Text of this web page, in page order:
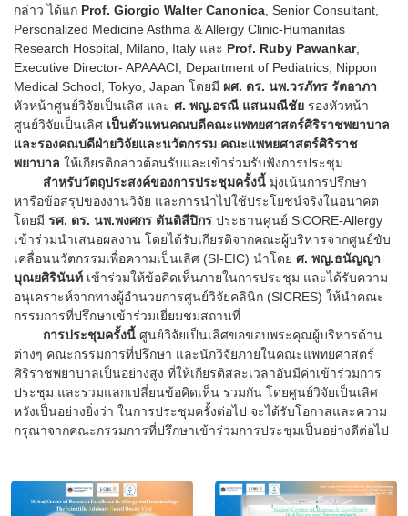
กล่าว ได้แก่ Prof. Giorgio Walter Canonica , Senior Consultant,
Personalized Medicine Asthma & Allergy Clinic-Humanitas
Research Hospital, Milano, Italy และ Prof. Ruby Pawankar,
Executive Director- APAAACI, Department of Pediatrics, Nippon
Medical School, Tokyo, Japan โดยมี ผศ. ดร. นพ.วรภัทร รัตอาภา
หัวหน้าศูนย์วิจัยเป็นเลิศ และ ศ. พญ.อรณี แสนมณีชัย รองหัวหน้า
ศูนย์วิจัยเป็นเลิศ เป็นตัวแทนคณบดีคณะแพทยศาสตร์ศิริราชพยาบาล
และรองคณบดีฝ่ายวิจัยและนวัตกรรม คณะแพทยศาสตร์ศิริราช
พยาบาล ให้เกียรติกล่าวต้อนรับและเข้าร่วมรับฟังการประชุม
สำหรับวัตถุประสงค์ของการประชุมครั้งนี้ มุ่งเน้นการปรึกษา
หารือข้อสรุปของงานวิจัย และการนำไปใช้ประโยชน์จริงในอนาคต
โดยมี รศ. ดร. นพ.พงศกร ตันติลีปิกร ประธานศูนย์ SiCORE-Allergy
เข้าร่วมนำเสนอผลงาน โดยได้รับเกียรติจากคณะผู้บริหารจากศูนย์ขับ
เคลื่อนนวัตกรรมเพื่อความเป็นเลิศ (SI-EIC) นำโดย ศ. พญ.ธนัญญา
บุณยศิรินันท์ เข้าร่วมให้ข้อคิดเห็นภายในการประชุม และได้รับความ
อนุเคราะห์จากทางผู้อำนวยการศูนย์วิจัยคลินิก (SICRES) ให้นำคณะ
กรรมการที่ปรึกษาเข้าร่วมเยี่ยมชมสถานที่
การประชุมครั้งนี้ ศูนย์วิจัยเป็นเลิศขอขอบพระคุณผู้บริหารด้าน
ต่างๆ คณะกรรมการที่ปรึกษา และนักวิจัยภายในคณะแพทยศาสตร์
ศิริราชพยาบาลเป็นอย่างสูง ที่ให้เกียรติสละเวลาอันมีค่าเข้าร่วมการ
ประชุม และร่วมแลกเปลี่ยนข้อคิดเห็น ร่วมกัน โดยศูนย์วิจัยเป็นเลิศ
หวังเป็นอย่างยิ่งว่า ในการประชุมครั้งต่อไป จะได้รับโอกาสและความ
กรุณาจากคณะกรรมการที่ปรึกษาเข้าร่วมการประชุมเป็นอย่างดีต่อไป